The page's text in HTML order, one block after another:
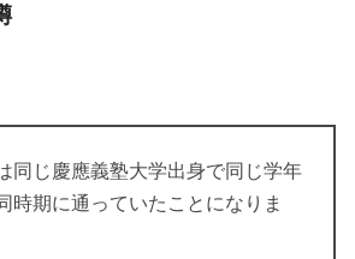
同じ慶應義塾大学出身で同じ学年
時期に通っていたことになりま